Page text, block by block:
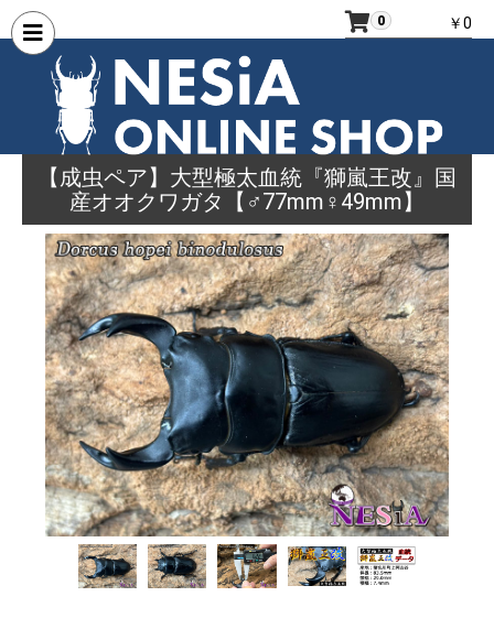
0 ￥0
【成虫ペア】大型極太血統『獅嵐王改』国
産オオクワガタ【♂77mm♀49mm】